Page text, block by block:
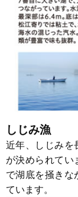
しじみ漁
近年、しじみを
が決められてい
で湖底を掻きな
ています。